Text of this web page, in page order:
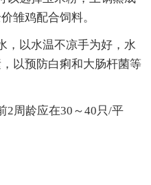
雏鸡配合饲料。
，以水温不凉手为好，水
以预防白痢和大肠杆菌等
2周龄应在30～40只/平